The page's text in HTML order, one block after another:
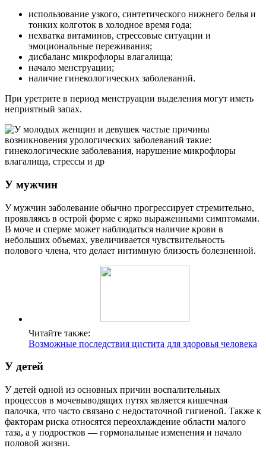
использование узкого, синтетического нижнего белья и
тонких колготок в холодное время года;
нехватка витаминов, стрессовые ситуации и
эмоциональные переживания;
дисбаланс микрофлоры влагалища;
начало менструации;
наличие гинекологических заболеваний.
При уретрите в период менструации выделения могут иметь
неприятный запах.
У мужчин
У мужчин заболевание обычно прогрессирует стремительно,
проявляясь в острой форме с ярко выраженными симптомами.
В моче и сперме может наблюдаться наличие крови в
небольших объемах, увеличивается чувствительность
полового члена, что делает интимную близость болезненной.
Читайте также:
Возможные последствия цистита для здоровья человека
У детей
У детей одной из основных причин воспалительных
процессов в мочевыводящих путях является кишечная
палочка, что часто связано с недостаточной гигиеной. Также к
факторам риска относятся переохлаждение области малого
таза, а у подростков — гормональные изменения и начало
половой жизни.